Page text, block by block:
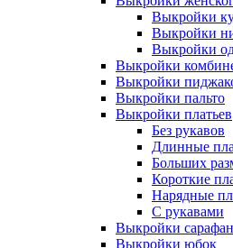
Выкройки
Выкройки
Выкройки
Выкройки
Выкройки
Выкройки пальто
Выкройки платьев
Без рукавов
Длинные
Больших
Короткие
Нарядные
С рукавами
Выкройки
Выкройки юбок